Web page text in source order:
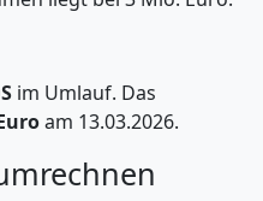
im Umlauf. Das
am 13.03.2026.